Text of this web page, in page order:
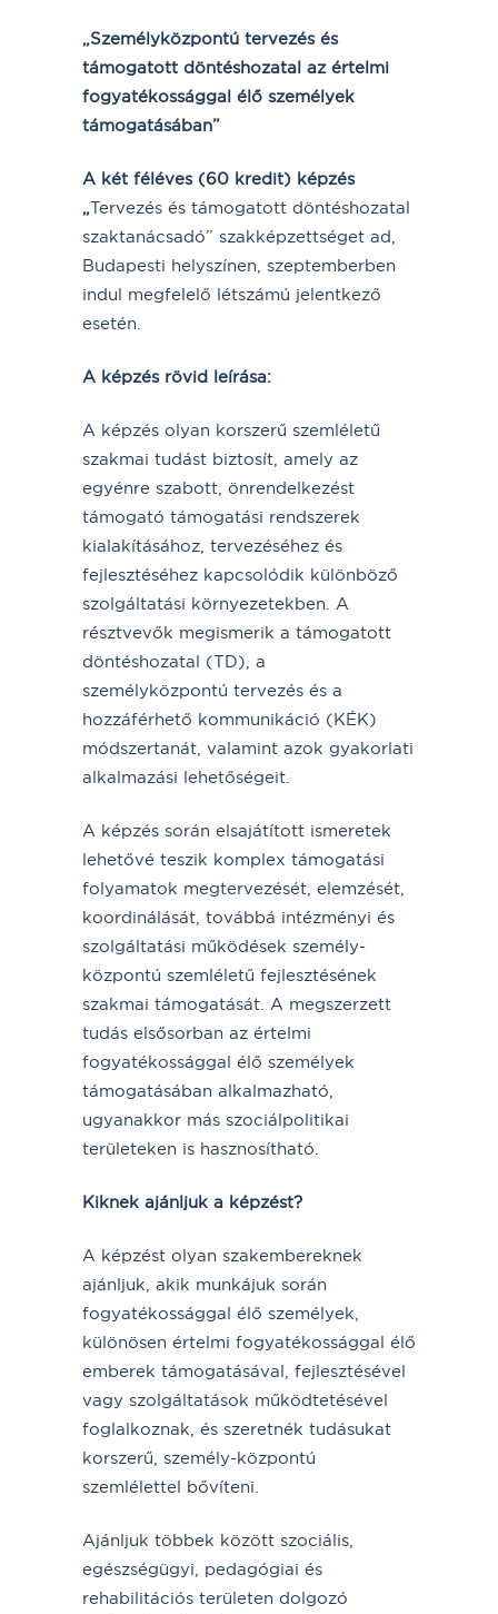
„Személyközpontú tervezés és
támogatott döntéshozatal az értelmi
fogyatékossággal élő személyek
támogatásában”
A két féléves (60 kredit) képzés
„Tervezés és támogatott döntéshozatal
szaktanácsadó” szakképzettséget ad,
Budapesti helyszínen, szeptemberben
indul megfelelő létszámú jelentkező
esetén.
A képzés rövid leírása:
A képzés olyan korszerű szemléletű
szakmai tudást biztosít, amely az
egyénre szabott, önrendelkezést
támogató támogatási rendszerek
kialakításához, tervezéséhez és
fejlesztéséhez kapcsolódik különböző
szolgáltatási környezetekben. A
résztvevők megismerik a támogatott
döntéshozatal (TD), a
személyközpontú tervezés és a
hozzáférhető kommunikáció (KÉK)
módszertanát, valamint azok gyakorlati
alkalmazási lehetőségeit.
A képzés során elsajátított ismeretek
lehetővé teszik komplex támogatási
folyamatok megtervezését, elemzését,
koordinálását, továbbá intézményi és
szolgáltatási működések személy-
központú szemléletű fejlesztésének
szakmai támogatását. A megszerzett
tudás elsősorban az értelmi
fogyatékossággal élő személyek
támogatásában alkalmazható,
ugyanakkor más szociálpolitikai
területeken is hasznosítható.
Kiknek ajánljuk a képzést?
A képzést olyan szakembereknek
ajánljuk, akik munkájuk során
fogyatékossággal élő személyek,
különösen értelmi fogyatékossággal élő
emberek támogatásával, fejlesztésével
vagy szolgáltatások működtetésével
foglalkoznak, és szeretnék tudásukat
korszerű, személy-központú
szemlélettel bővíteni.
Ajánljuk többek között szociális,
egészségügyi, pedagógiai és
rehabilitációs területen dolgozó